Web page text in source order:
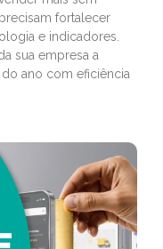
fortalecer
e indicadores.
sua empresa a
ano com eficiência